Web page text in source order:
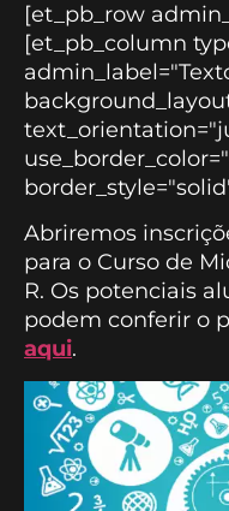
[et_pb_row
[et_pb_column
Abriremos
para o Curso de
R. Os potenciais
podem conferir o
aqui.